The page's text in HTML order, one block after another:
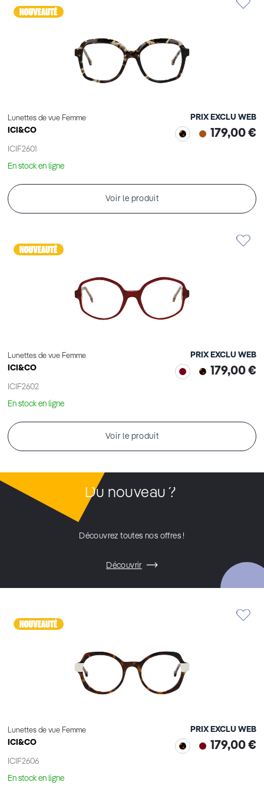
Lunettes de vue Femme
ICI&CO
ICIF2601
PRIX EXCLU WEB
179,00 €
En stock en ligne
Voir le produit
Lunettes de vue Femme
ICI&CO
ICIF2602
PRIX EXCLU WEB
179,00 €
En stock en ligne
Voir le produit
Du nouveau ?
Découvrez toutes nos offres !
Découvrir
Lunettes de vue Femme
ICI&CO
ICIF2606
PRIX EXCLU WEB
179,00 €
En stock en ligne